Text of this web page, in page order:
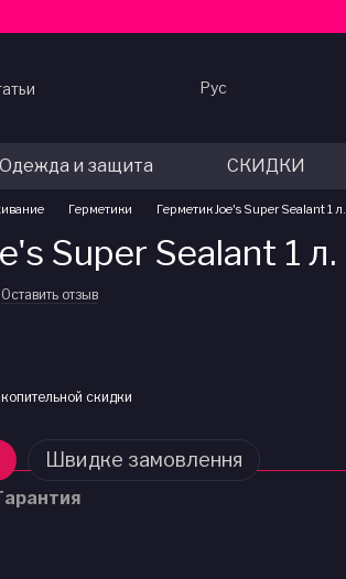
Рус
Одежда и защита СКИДКИ
Герметики Герметик Joe's Super Sealant 1 л.
Super Sealant 1 л.
Оставить отзыв
скидки
Швидке замовлення